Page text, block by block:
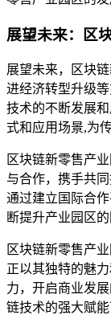
展望未来：区
展望未来，区块
进经济转型升级
技术的不断发展
式和应用场景,为
区块链新零售产
与合作，携手共
通过建立国际合
断提升产业园区的
区块链新零售产
正以其独特的魅
力，开启商业发
链技术的强大赋